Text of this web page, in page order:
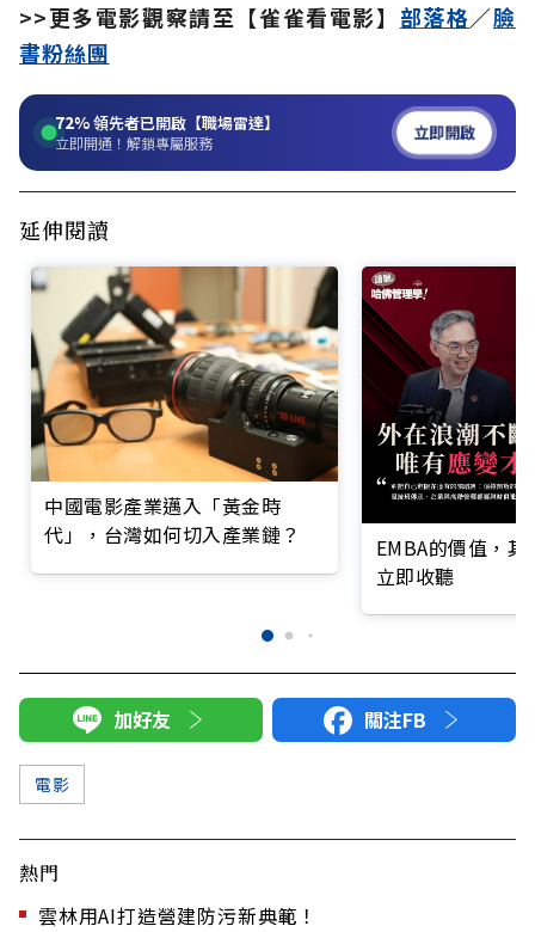
>>更多電影觀察請至【雀雀看電影】 部落格／臉
書粉絲團
72%領先者已開啟【職場雷達】
立即開通！解鎖專屬服務 立即開啟
延伸閱讀
中國電影產業邁入「黃金時
代」，台灣如何切入產業鏈？
EMBA的價值，
立即收聽
加好友 關注FB
電影
熱門
雲林用AI打造營建防污新典範！